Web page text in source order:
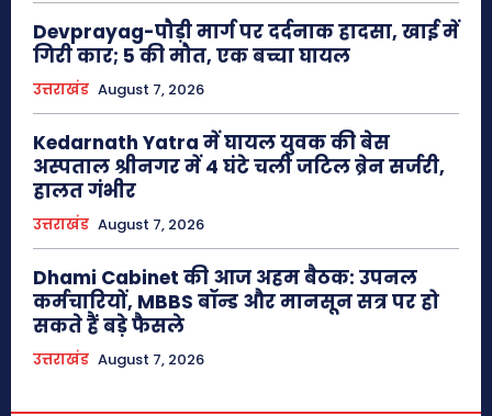
Devprayag-पौड़ी मार्ग पर दर्दनाक हादसा, खाई में
गिरी कार; 5 की मौत, एक बच्चा घायल
उत्तराखंड August 7, 2026
Kedarnath Yatra में घायल युवक की बेस
अस्पताल श्रीनगर में 4 घंटे चली जटिल ब्रेन सर्जरी,
हालत गंभीर
उत्तराखंड August 7, 2026
Dhami Cabinet की आज अहम बैठक: उपनल
कर्मचारियों, MBBS बॉन्ड और मानसून सत्र पर हो
सकते हैं बड़े फैसले
उत्तराखंड August 7, 2026